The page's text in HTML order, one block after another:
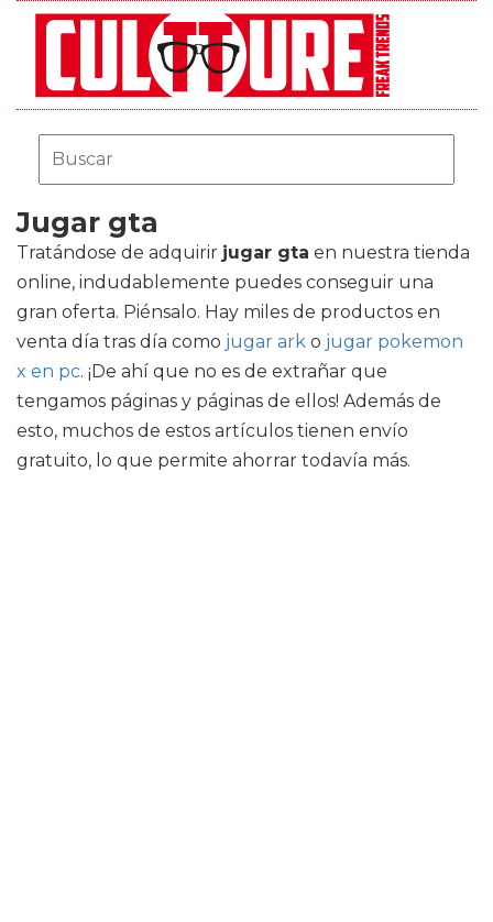
Jugar gta
Tratándose de adquirir jugar gta en nuestra tienda
online, indudablemente puedes conseguir una
gran oferta. Piénsalo. Hay miles de productos en
venta día tras día como jugar ark o jugar pokemon
x en pc. ¡De ahí que no es de extrañar que
tengamos páginas y páginas de ellos! Además de
esto, muchos de estos artículos tienen envío
gratuito, lo que permite ahorrar todavía más.